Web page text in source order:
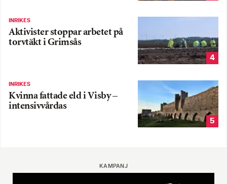
INRIKES
Aktivister stoppar arbetet på
torvtäkt i Grimsås
4
INRIKES
Kvinna fattade eld i Visby –
intensivvårdas
5
KAMPANJ